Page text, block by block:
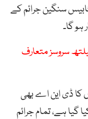
سنگین جرائم کے
گا۔
سروسز متعارف
کا ڈی این اے بھی
گیا ہے، تمام جرائم